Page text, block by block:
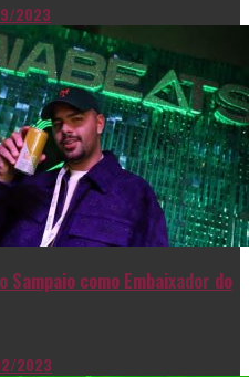
2023
Sampaio como Embaixador do
2023